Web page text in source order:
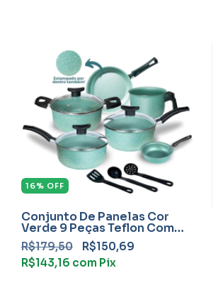
16% OFF
Conjunto De Panelas Cor
Verde 9 Peças Teflon Com
Frigideira
R$179,50
R$150,69
R$143,16 com Pix